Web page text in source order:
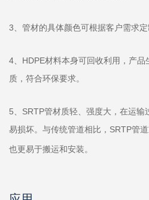
3、管材的具体颜色可根据客户需求定
4、HDPE材料本身可回收利用，产
质，符合环保要求。
5、SRTP管材质轻、强度大，在运输
易损坏。与传统管道相比，SRTP管
也更易于搬运和安装。